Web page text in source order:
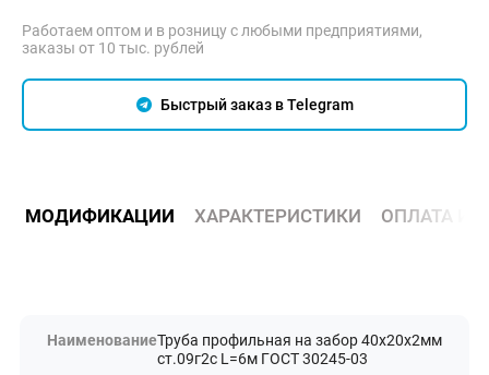
Работаем оптом и в розницу с любыми предприятиями,
заказы от 10 тыс. рублей
Быстрый заказ в Telegram
МОДИФИКАЦИИ ХАРАКТЕРИСТИКИ ОПЛАТА И
Труба профильная на забор 40х20х2мм
ст.09г2с L=6м ГОСТ 30245-03